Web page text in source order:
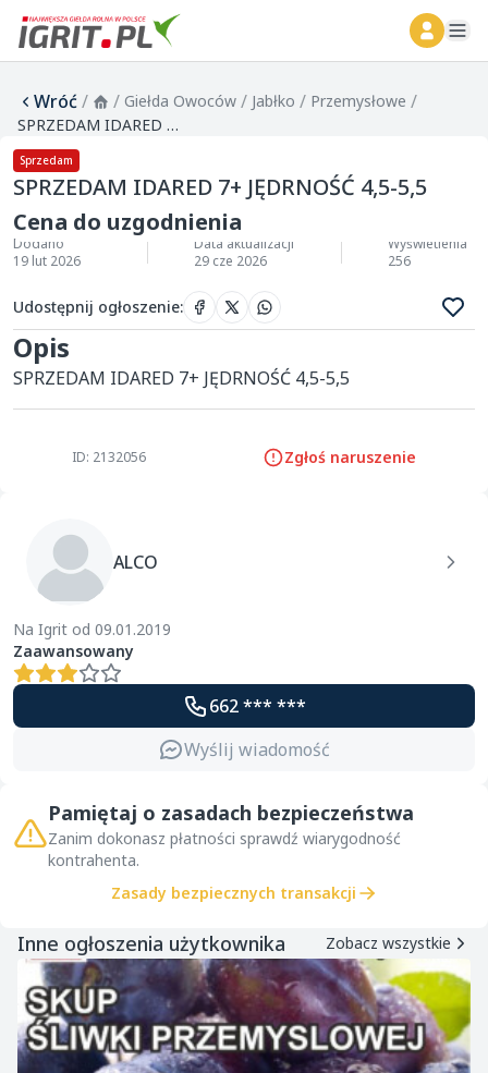
Wróć/ / Giełda Owoców / Jabłko / Przemysłowe /
SPRZEDAM IDARED 7+ JĘDRNOŚĆ 4,5-5,5
Sprzedam
SPRZEDAM IDARED 7+ JĘDRNOŚĆ 4,5-5,5
Cena do uzgodnienia
Dodano
19 lut 2026
Data aktualizacji
29 cze 2026
Wyświetlenia
256
Udostępnij ogłoszenie:
Opis
SPRZEDAM IDARED 7+ JĘDRNOŚĆ 4,5-5,5
ID: 2132056 Zgłoś naruszenie
ALCO
Na Igrit od 09.01.2019
Zaawansowany
662 *** ***
Wyślij wiadomość
Pamiętaj o zasadach bezpieczeństwa
Zanim dokonasz płatności sprawdź wiarygodność
kontrahenta.
Zasady bezpiecznych transakcji
Inne ogłoszenia użytkownika Zobacz wszystkie